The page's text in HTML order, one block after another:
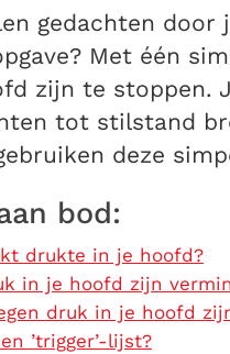
gedachten
Met één
zijn te stoppen.
tot stilstand
deze
bod:
drukte in je hoofd?
in je hoofd zijn
druk in je hoofd
’trigger’-lijst?